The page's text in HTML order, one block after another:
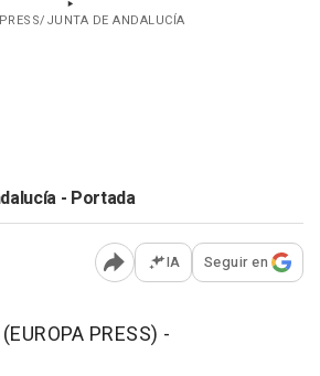
JUNTA DE ANDALUCÍA
- Portada
Abrir opciones para
IA Seguir en
PRESS) -